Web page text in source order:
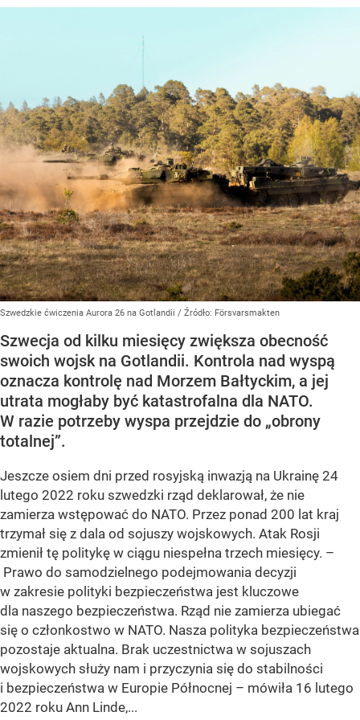
Szwedzkie ćwiczenia Aurora 26 na Gotlandii / Źródło: Försvarsmakten
Szwecja od kilku miesięcy zwiększa obecność
swoich wojsk na Gotlandii. Kontrola nad wyspą
oznacza kontrolę nad Morzem Bałtyckim, a jej
utrata mogłaby być katastrofalna dla NATO.
W razie potrzeby wyspa przejdzie do „obrony
totalnej”.
Jeszcze osiem dni przed rosyjską inwazją na Ukrainę 24
lutego 2022 roku szwedzki rząd deklarował, że nie
zamierza wstępować do NATO. Przez ponad 200 lat kraj
trzymał się z dala od sojuszy wojskowych. Atak Rosji
zmienił tę politykę w ciągu niespełna trzech miesięcy. –
Prawo do samodzielnego podejmowania decyzji
w zakresie polityki bezpieczeństwa jest kluczowe
dla naszego bezpieczeństwa. Rząd nie zamierza ubiegać
się o członkostwo w NATO. Nasza polityka bezpieczeństwa
pozostaje aktualna. Brak uczestnictwa w sojuszach
wojskowych służy nam i przyczynia się do stabilności
i bezpieczeństwa w Europie Północnej – mówiła 16 lutego
2022 roku Ann Linde,...